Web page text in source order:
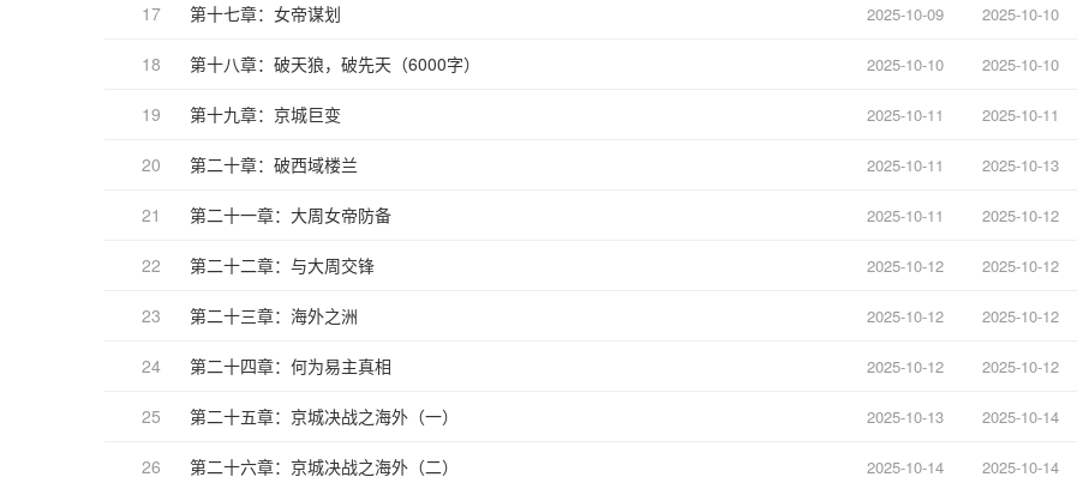
17 第十七章：女帝谋划 2025-10-09 2025-10-10
18 第十八章：破天狼，破先天（6000字） 2025-10-10 2025-10-10
19 第十九章：京城巨变 2025-10-11 2025-10-11
20 第二十章：破西域楼兰 2025-10-11 2025-10-13
21 第二十一章：大周女帝防备 2025-10-11 2025-10-12
22 第二十二章：与大周交锋 2025-10-12 2025-10-12
23 第二十三章：海外之洲 2025-10-12 2025-10-12
24 第二十四章：何为易主真相 2025-10-12 2025-10-12
25 第二十五章：京城决战之海外（一） 2025-10-13 2025-10-14
26 第二十六章：京城决战之海外（二） 2025-10-14 2025-10-14